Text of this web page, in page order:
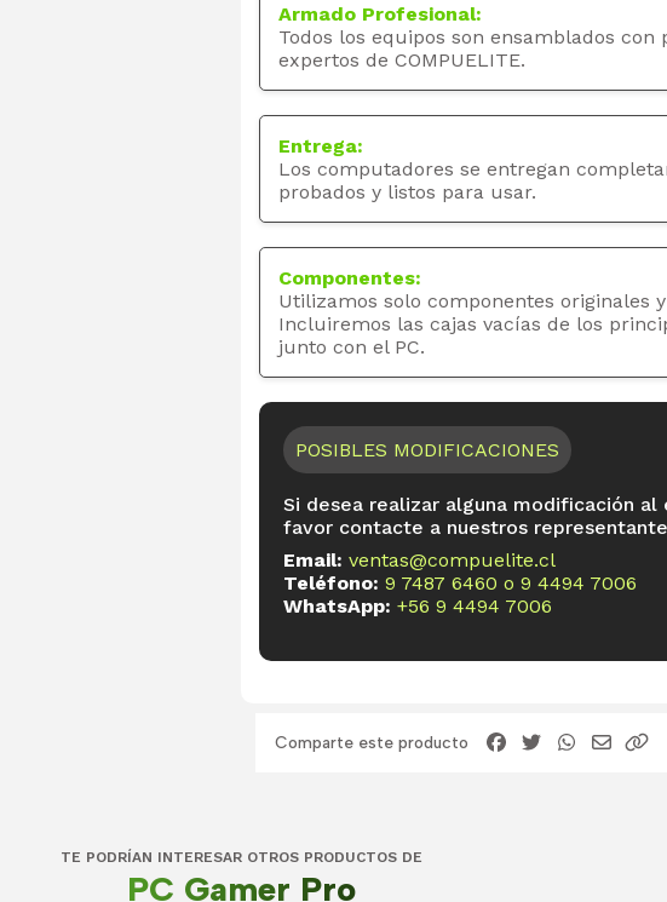
Armado Profesional:
Todos los equipos son ensamblados con
expertos de COMPUELITE.
Entrega:
Los computadores se entregan
probados y listos para usar.
Componentes:
Utilizamos solo componentes originales
Incluiremos las cajas vacías de los
junto con el PC.
POSIBLES MODIFICACIONES
Si desea realizar alguna modificación
favor contacte a nuestros
Email: ventas@compuelite.cl
Teléfono: 9 7487 6460 o 9 4494 7006
WhatsApp: +56 9 4494 7006
Comparte este producto
TE PODRÍAN INTERESAR OTROS PRODUCTOS DE
PC Gamer Pro